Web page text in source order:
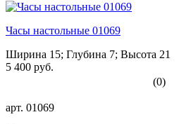
Часы настольные 01069
Ширина 15; Глубина 7; Высота 21
5 400 руб.
(0)
арт. 01069